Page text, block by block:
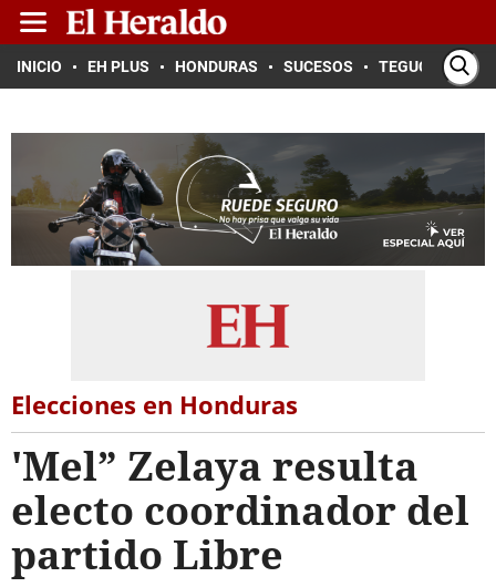
INICIO EH PLUS HONDURAS SUCESOS TEGUCIGALPA
Elecciones en Honduras
'Mel” Zelaya resulta
electo coordinador del
partido Libre